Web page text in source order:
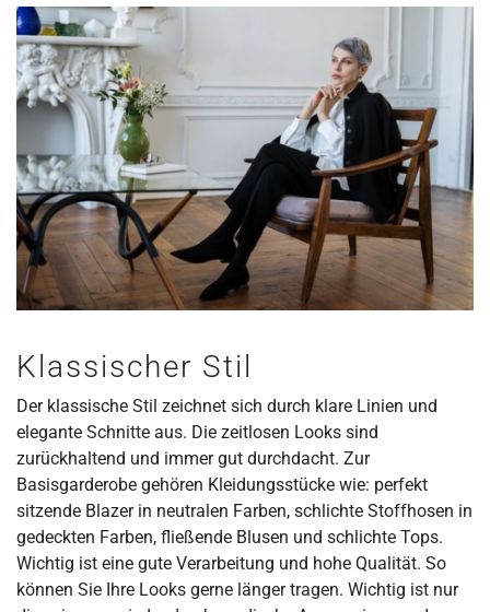
Klassischer Stil
Der klassische Stil zeichnet sich durch klare Linien und
elegante Schnitte aus. Die zeitlosen Looks sind
zurückhaltend und immer gut durchdacht. Zur
Basisgarderobe gehören Kleidungsstücke wie: perfekt
sitzende Blazer in neutralen Farben, schlichte Stoffhosen in
gedeckten Farben, fließende Blusen und schlichte Tops.
Wichtig ist eine gute Verarbeitung und hohe Qualität. So
können Sie Ihre Looks gerne länger tragen. Wichtig ist nur